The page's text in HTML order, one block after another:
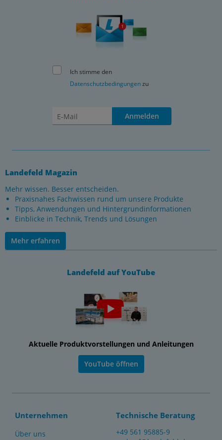
Ich stimme den
Datenschutzbedingungenzu
Anmelden
Landefeld Magazin
Mehr wissen. Besser entscheiden.
Praxisnahes Fachwissen rund um unsere Produkte
Tipps, Anwendungen und Hintergrundinformationen
Einblicke in Technik, Trends und Lösungen
Mehr erfahren
Landefeld auf YouTube
Aktuelle Produktvorstellungen und Anleitungen
YouTube öffnen
Unternehmen
Über uns
Technische Beratung
+49 561 95885-9